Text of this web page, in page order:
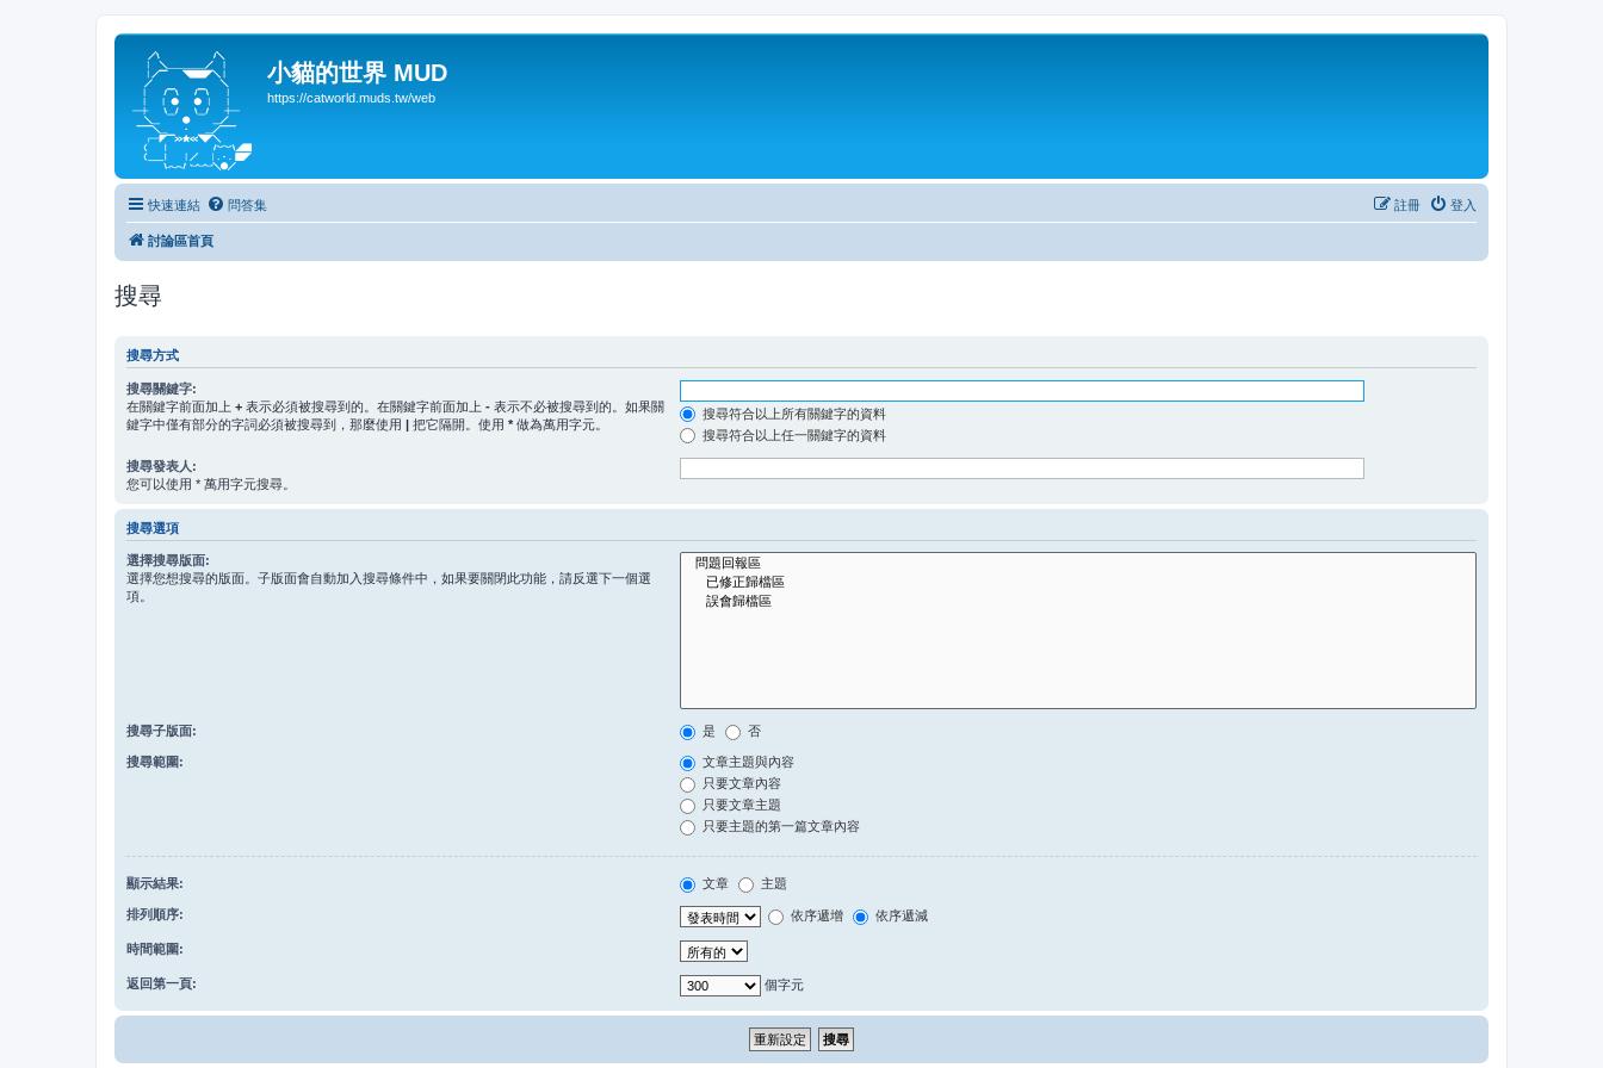
小貓的世界 MUD
https://catworld.muds.tw/web
快速連結 問答集 登入
註冊
討論區首頁
搜尋
搜尋方式
搜尋關鍵字:
在關鍵字前面加上 + 表示必須被搜尋到的。在關鍵字前面加上 - 表示不必被搜尋到的。如果關
鍵字中僅有部分的字詞必須被搜尋到，那麼使用 | 把它隔開。使用 * 做為萬用字元。
搜尋符合以上所有關鍵字的資料
搜尋符合以上任一關鍵字的資料
搜尋發表人:
您可以使用 * 萬用字元搜尋。
搜尋選項
選擇搜尋版面:
選擇您想搜尋的版面。子版面會自動加入搜尋條件中，如果要關閉此功能，請反選下一個選
項。
搜尋子版面: 是 否
搜尋範圍:
文章主題與內容
只要文章內容
只要文章主題
只要主題的第一篇文章內容
顯示結果: 文章 主題
排列順序: 依序遞增 依序遞減
時間範圍:
返回第一頁: 個字元